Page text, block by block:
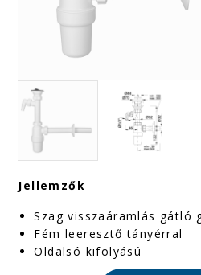
Jellemzők
Szag visszaáramlás gátló
Fém leeresztő tányérral
Oldalsó kifolyású